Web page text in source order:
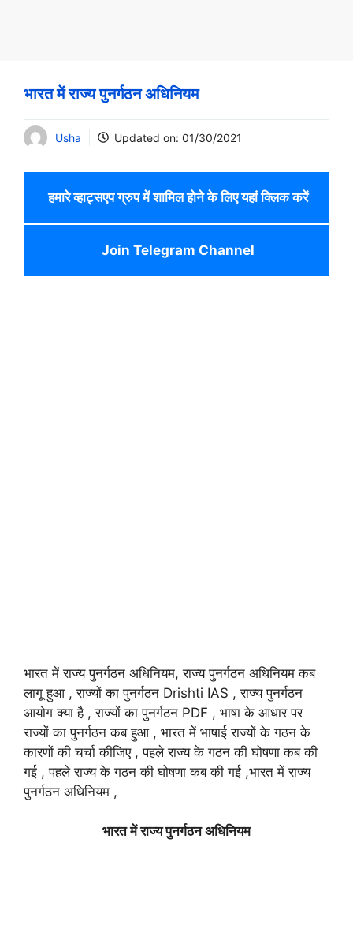
भारत में राज्य पुनर्गठन अधिनियम
Usha Updated on: 01/30/2021
हमारे व्हाट्सएप ग्रुप में शामिल होने के लिए यहां क्लिक करें
Join Telegram Channel
भारत में राज्य पुनर्गठन अधिनियम, राज्य पुनर्गठन अधिनियम कब
लागू हुआ , राज्यों का पुनर्गठन Drishti IAS , राज्य पुनर्गठन
आयोग क्या है , राज्यों का पुनर्गठन PDF , भाषा के आधार पर
राज्यों का पुनर्गठन कब हुआ , भारत में भाषाई राज्यों के गठन के
कारणों की चर्चा कीजिए , पहले राज्य के गठन की घोषणा कब की
गई , पहले राज्य के गठन की घोषणा कब की गई ,भारत में राज्य
पुनर्गठन अधिनियम ,
भारत में राज्य पुनर्गठन अधिनियम